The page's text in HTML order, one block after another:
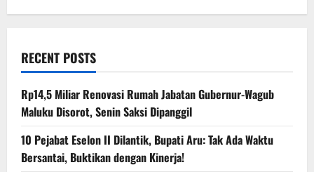
RECENT POSTS
Rp14,5 Miliar Renovasi Rumah Jabatan Gubernur-Wagub
Maluku Disorot, Senin Saksi Dipanggil
10 Pejabat Eselon II Dilantik, Bupati Aru: Tak Ada Waktu
Bersantai, Buktikan dengan Kinerja!